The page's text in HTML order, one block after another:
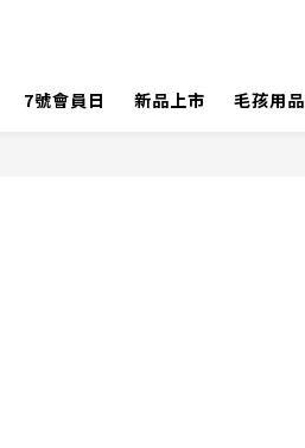
7號會員日 新品上市 毛孩用品